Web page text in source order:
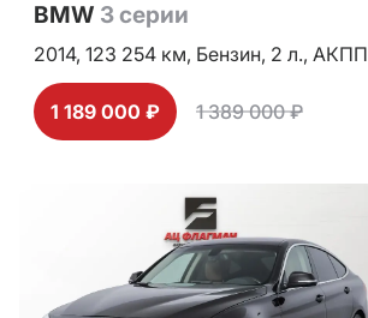
BMW 3 серии
2014, 123 254 км, Бензин, 2 л., АКПП
1 189 000 ₽ 1 389 000 ₽